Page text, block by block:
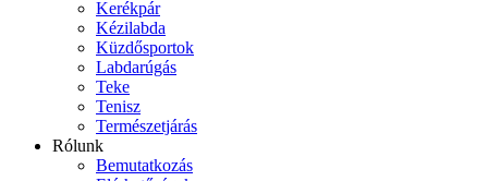
Kerékpár
Kézilabda
Küzdősportok
Labdarúgás
Teke
Tenisz
Természetjárás
Rólunk
Bemutatkozás